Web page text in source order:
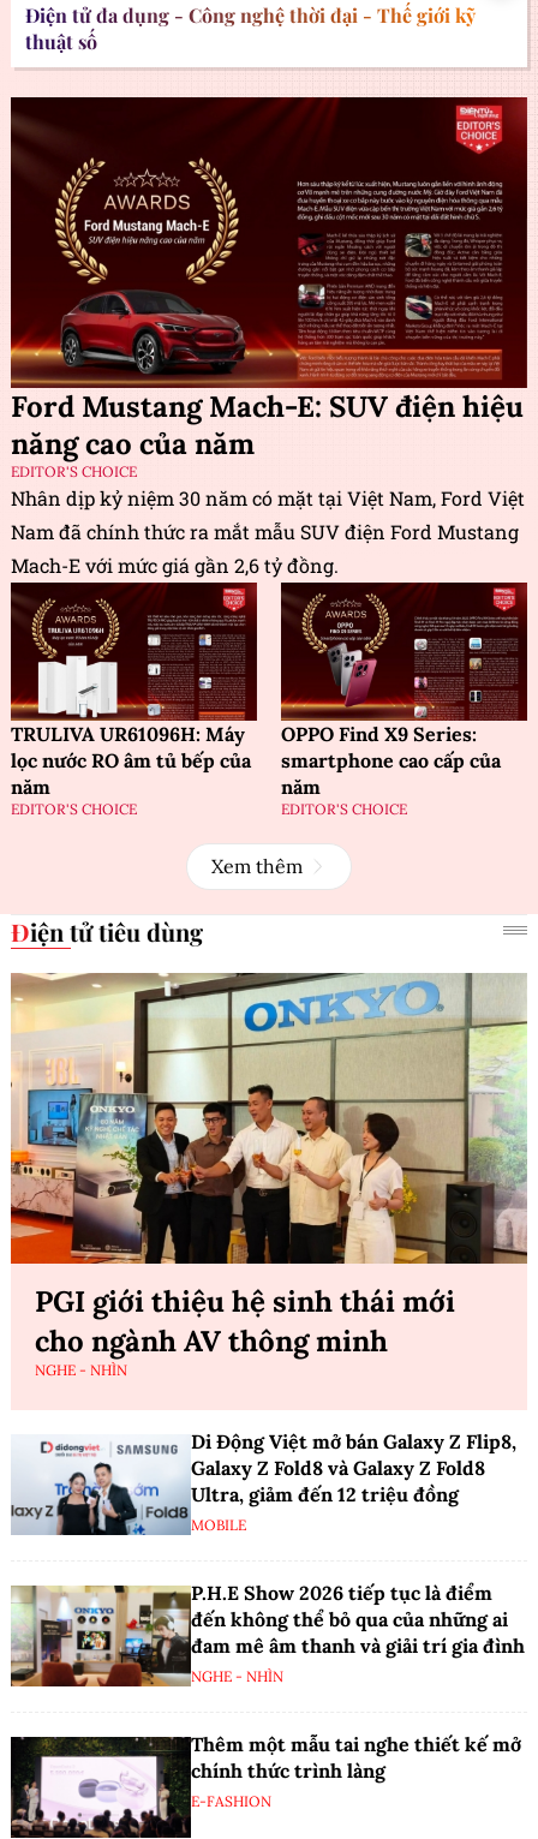
Điện tử đa dụng - Công nghệ thời đại - Thế giới kỹ
thuật số
Ford Mustang Mach-E: SUV điện hiệu
năng cao của năm
EDITOR'S CHOICE
Nhân dịp kỷ niệm 30 năm có mặt tại Việt Nam, Ford Việt
Nam đã chính thức ra mắt mẫu SUV điện Ford Mustang
Mach-E với mức giá gần 2,6 tỷ đồng.
TRULIVA UR61096H: Máy
lọc nước RO âm tủ bếp của
năm
EDITOR'S CHOICE
OPPO Find X9 Series:
smartphone cao cấp của
năm
EDITOR'S CHOICE
Xem thêm
Điện tử tiêu dùng
PGI giới thiệu hệ sinh thái mới
cho ngành AV thông minh
NGHE - NHÌN
Di Động Việt mở bán Galaxy Z Flip8,
Galaxy Z Fold8 và Galaxy Z Fold8
Ultra, giảm đến 12 triệu đồng
MOBILE
P.H.E Show 2026 tiếp tục là điểm
đến không thể bỏ qua của những ai
đam mê âm thanh và giải trí gia đình
NGHE - NHÌN
Thêm một mẫu tai nghe thiết kế mở
chính thức trình làng
E-FASHION